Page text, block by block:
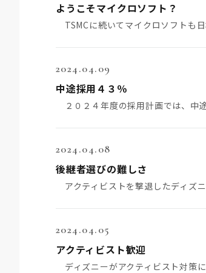
ようこそマイクロソフト？
2024.04.09
中途採用４３％
2024.04.08
後継者選びの難しさ
2024.04.05
アクティビスト歓迎